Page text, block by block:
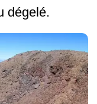
dégelé.